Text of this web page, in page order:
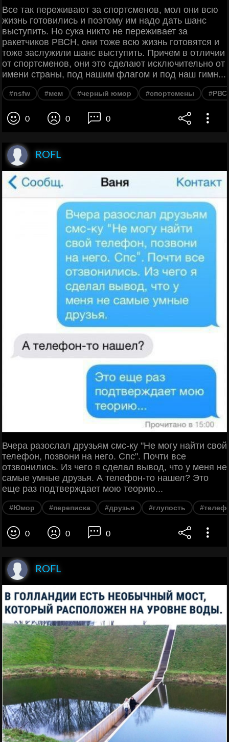
Все так переживают за спортсменов, мол они всю
жизнь готовились и поэтому им надо дать шанс
выступить. Но сука никто не переживает за
ракетчиков РВСН, они тоже всю жизнь готовятся и
тоже заслужили шанс выступить. Причем в отличии
от спортсменов, они это сделают исключительно от
имени страны, под нашим флагом и под наш гимн...
#nsfw #мем #черный юмор #спортсмены
0 0 0
ROFL
Вчера разослал друзьям смс-ку "Не могу найти свой
телефон, позвони на него. Спс". Почти все
отзвонились. Из чего я сделал вывод, что у меня не
самые умные друзья. А телефон-то нашел? Это
еще раз подтверждает мою теорию...
#Юмор #переписка #друзья #глупость
0 0 0
ROFL